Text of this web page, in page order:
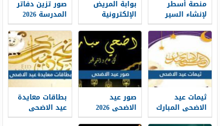
منصة أسطر
لإنشاء السير
الذاتية: حين
تتحول الخبرات
إلى حكاية
مهنية واضحة
بوابة المريض
الإلكترونية
طباعة موعد
والتسجيل فيه
1448
صور تزين دفاتر
المدرسة 2026
ثيمات عيد
الاضحى المبارك
1448 / 2026
صور عيد
الاضحى 2026
خلفيات تهنئة
بطاقات معايدة
عيد الاضحى
المبارك 2026 ،